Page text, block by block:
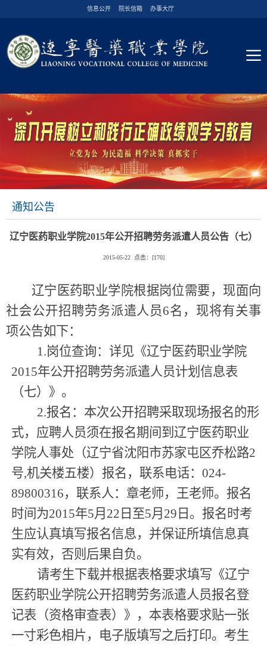
信息公开 院长信箱 办事大厅
通知公告
辽宁医药职业学院2015年公开招聘劳务派遣人员公告（七）
2015-05-22 点击：[170]
辽宁医药职业学院根据岗位需要，现面向
社会公开招聘劳务派遣人员6名， 现将有关事
项公告如下：
1.岗位查询：详见《辽宁医药职业学院
2015年公开招聘劳务派遣人员计划信息表
（七）》。
2.报名：本次公开招聘采取现场报名的形
式，应聘人员须在报名期间到 辽宁医药职业
学院人事处（辽宁省沈阳市苏家屯区乔松路2
号,机关楼五楼）报名，联系电话：024-
89800316，联系人：章老师，王老师。报名
时间为2015年5月22日至5月29日。报名时考
生应认真填写报名信息，并保证所填信息真
实有效，否则后果自负。
请考生下载并根据表格要求填写《辽宁
医药职业学院公开招聘劳务派遣人员报名登
记表（资格审查表）》，本表格要求贴一张
一寸彩色相片，电子版填写之后打印。考生